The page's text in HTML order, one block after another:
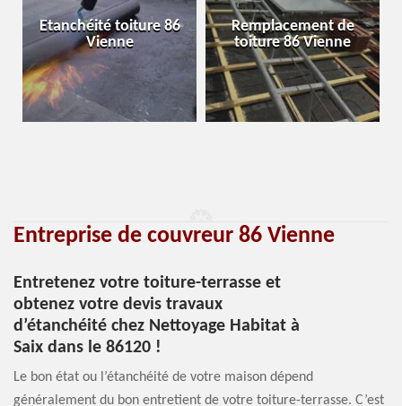
Etanchéité toiture 86
Vienne
Remplacement de
toiture 86 Vienne
Entreprise de couvreur 86 Vienne
Entretenez votre toiture-terrasse et
obtenez votre devis travaux
d’étanchéité chez Nettoyage Habitat à
Saix dans le 86120 !
Le bon état ou l’étanchéité de votre maison dépend
généralement du bon entretient de votre toiture-terrasse. C’est